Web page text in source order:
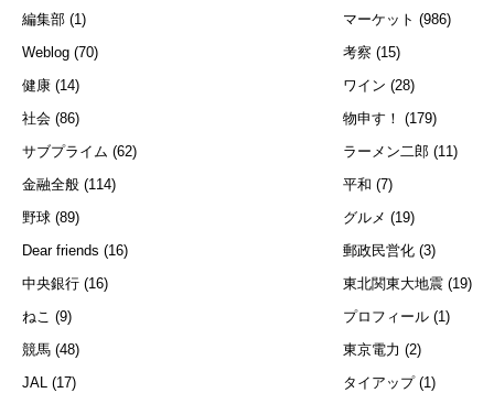
編集部 (1)
Weblog (70)
健康 (14)
社会 (86)
サブプライム (62)
金融全般 (114)
野球 (89)
Dear friends (16)
中央銀行 (16)
ねこ (9)
競馬 (48)
JAL (17)
マーケット (986)
考察 (15)
ワイン (28)
物申す！ (179)
ラーメン二郎 (11)
平和 (7)
グルメ (19)
郵政民営化 (3)
東北関東大地震 (19)
プロフィール (1)
東京電力 (2)
タイアップ(1)